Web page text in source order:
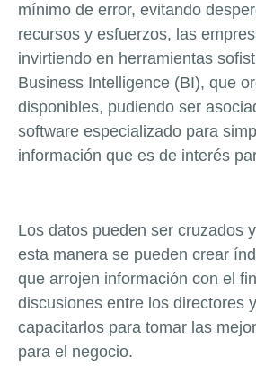
mínimo de error, evitando
recursos y esfuerzos, las
invirtiendo en herramientas
Business Intelligence (BI), que
disponibles, pudiendo ser
software especializado para
información que es de interés
Los datos pueden ser cruzados
esta manera se pueden crear
que arrojen información con el
discusiones entre los directores
capacitarlos para tomar las
para el negocio.